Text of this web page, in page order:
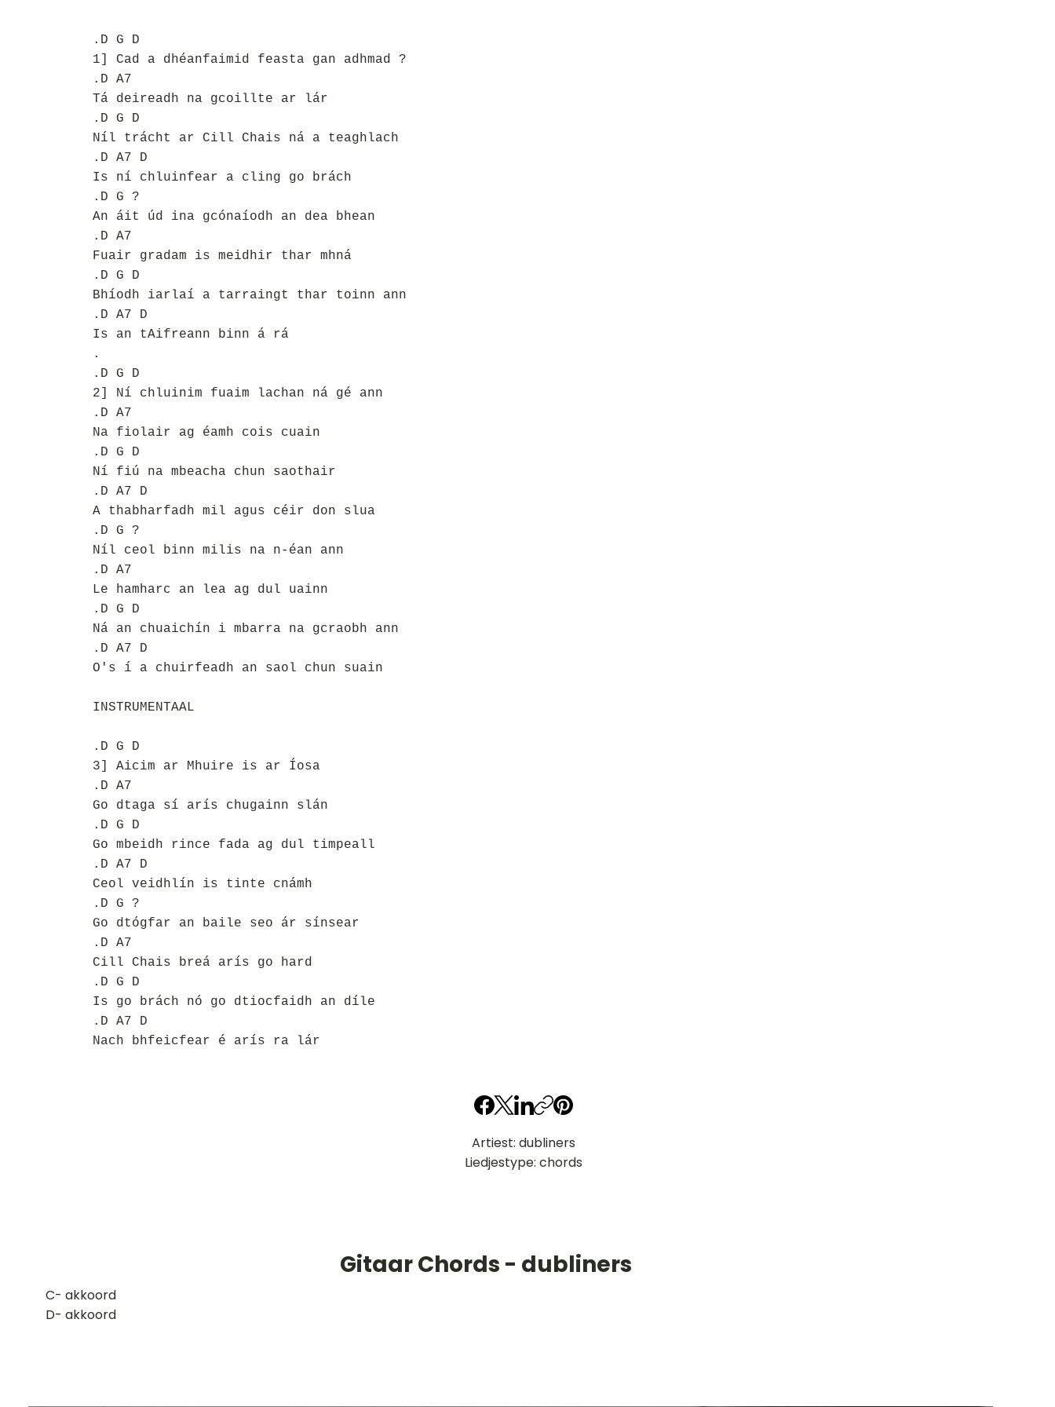
.D G D
1] Cad a dhéanfaimid feasta gan adhmad ?
.D A7
Tá deireadh na gcoillte ar lár
.D G D
Níl trácht ar Cill Chais ná a teaghlach
.D A7 D
Is ní chluinfear a cling go brách
.D G ?
An áit úd ina gcónaíodh an dea bhean
.D A7
Fuair gradam is meidhir thar mhná
.D G D
Bhíodh iarlaí a tarraingt thar toinn ann
.D A7 D
Is an tAifreann binn á rá
.
.D G D
2] Ní chluinim fuaim lachan ná gé ann
.D A7
Na fiolair ag éamh cois cuain
.D G D
Ní fiú na mbeacha chun saothair
.D A7 D
A thabharfadh mil agus céir don slua
.D G ?
Níl ceol binn milis na n-éan ann
.D A7
Le hamharc an lea ag dul uainn
.D G D
Ná an chuaichín i mbarra na gcraobh ann
.D A7 D
O's í a chuirfeadh an saol chun suain
INSTRUMENTAAL
.D G D
3] Aicim ar Mhuire is ar Íosa
.D A7
Go dtaga sí arís chugainn slán
.D G D
Go mbeidh rince fada ag dul timpeall
.D A7 D
Ceol veidhlín is tinte cnámh
.D G ?
Go dtógfar an baile seo ár sínsear
.D A7
Cill Chais breá arís go hard
.D G D
Is go brách nó go dtiocfaidh an díle
.D A7 D
Nach bhfeicfear é arís ra lár
Artiest: dubliners
Liedjestype: chords
Gitaar Chords - dubliners
​C- akkoord
D- akkoord